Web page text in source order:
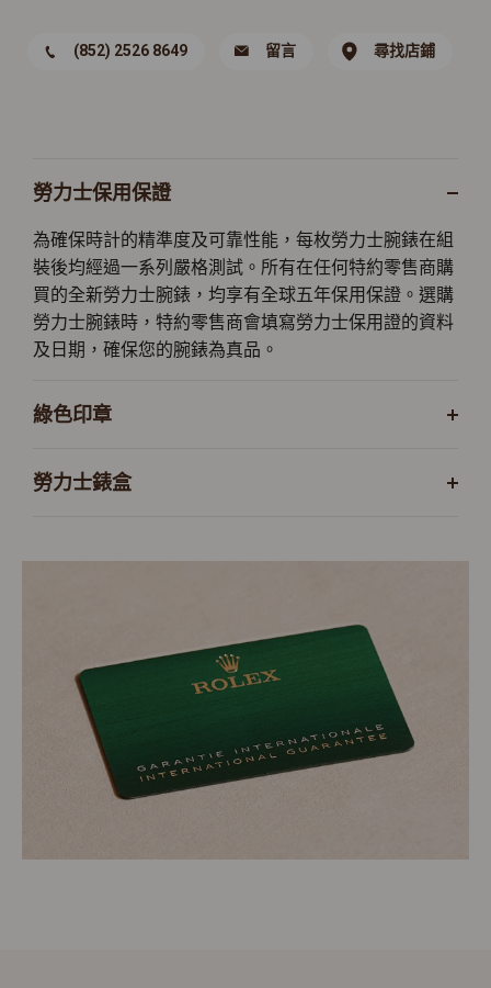
(852) 2526 8649 留言 尋找店鋪
勞力士保用保證
為確保時計的精準度及可靠性能，每枚勞力士腕錶在組
裝後均經過一系列嚴格測試。所有在任何特約零售商購
買的全新勞力士腕錶，均享有全球五年保用保證。選購
勞力士腕錶時，特約零售商會填寫勞力士保用證的資料
及日期，確保您的腕錶為真品。
綠色印章
勞力士錶盒